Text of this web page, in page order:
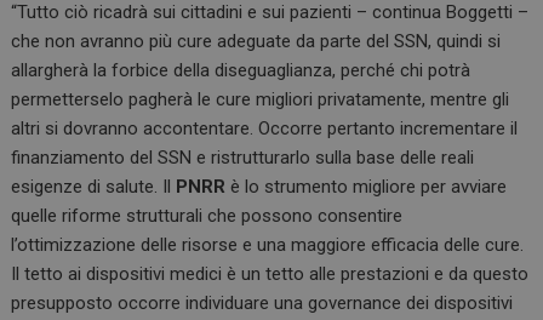
“Tutto ciò ricadrà sui cittadini e sui pazienti – continua Boggetti –
che non avranno più cure adeguate da parte del SSN, quindi si
allargherà la forbice della diseguaglianza, perché chi potrà
permetterselo pagherà le cure migliori privatamente, mentre gli
altri si dovranno accontentare. Occorre pertanto incrementare il
finanziamento del SSN e ristrutturarlo sulla base delle reali
esigenze di salute. Il PNRR è lo strumento migliore per avviare
quelle riforme strutturali che possono consentire
l’ottimizzazione delle risorse e una maggiore efficacia delle cure.
Il tetto ai dispositivi medici è un tetto alle prestazioni e da questo
presupposto occorre individuare una governance dei dispositivi